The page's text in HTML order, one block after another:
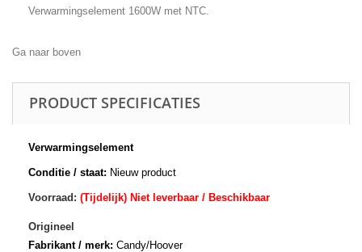
Verwarmingselement 1600W met NTC.
Ga naar boven
PRODUCT SPECIFICATIES
Verwarmingselement
Conditie / staat: Nieuw product
Voorraad: (Tijdelijk) Niet leverbaar / Beschikbaar
Origineel
Fabrikant / merk: Candy/Hoover